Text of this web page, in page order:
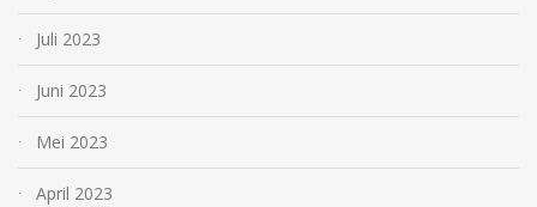
Juli 2023
Juni 2023
Mei 2023
April 2023